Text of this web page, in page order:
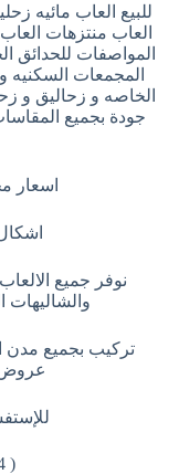
للبيع العاب مائيه
العاب منتزهات
المواصفات للحدائق
المجمعات السكنيه
الخاصه و زحاليق و
جودة بجميع
اسعار
نوفر جميع
والشاليهات
تركيب بجميع مدن
عروض
( 0502008264 )